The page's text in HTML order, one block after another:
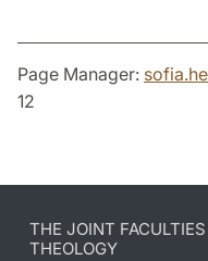
Page Manager:
12
THE JOINT
THEOLOGY